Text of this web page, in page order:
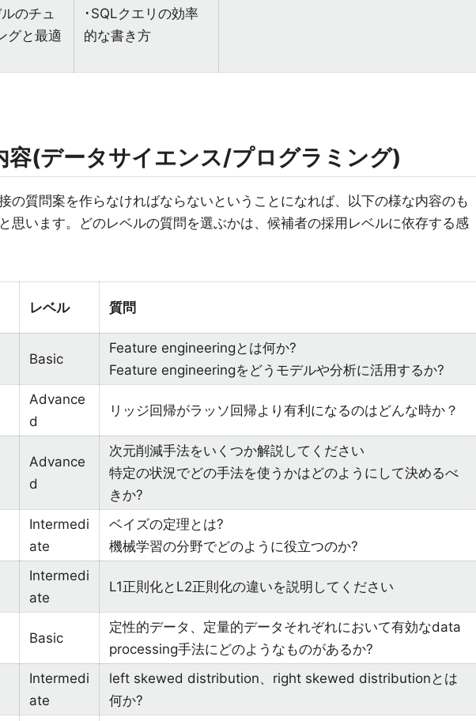
のチュ
グと最適
･SQLクエリの効率
的な書き方
容(データサイエンス/プログラミング)
の質問案を作らなければならないということになれば、以下の様な内容のも
思います。どのレベルの質問を選ぶかは、候補者の採用レベルに依存する感
レベル 質問
Basic
Feature engineeringとは何か?
Feature engineeringをどうモデルや分析に活用するか?
Advance
d
リッジ回帰がラッソ回帰より有利になるのはどんな時か？
Advance
d
次元削減手法をいくつか解説してください
特定の状況でどの手法を使うかはどのようにして決めるべ
きか?
Intermedi
ate
ベイズの定理とは?
機械学習の分野でどのように役立つのか?
Intermedi
ate
L1正則化とL2正則化の違いを説明してください
Basic
定性的データ、定量的データそれぞれにおいて有効なdata
processing手法にどのようなものがあるか?
Intermedi
ate
left skewed distribution、right skewed distributionとは
何か?